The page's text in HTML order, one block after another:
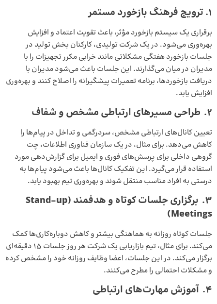
1. ترویج فرهنگ بازخورد مستمر
برقراری یک سیستم بازخورد مؤثر، باعث تقویت اعتماد و افزایش
بهره‌وری می‌شود. در یک شرکت تولیدی، کارکنان بخش تولید در
جلسات بازخورد هفتگی مشکلاتی مانند خرابی مکرر تجهیزات را با
مدیران در میان می‌گذارند. این جلسات باعث می‌شود مدیران با
دریافت بازخوردها، برنامه تعمیرات پیشگیرانه را اصلاح کنند و بهره‌وری
افزایش یابد.
2. طراحی مسیرهای ارتباطی مشخص و شفاف
تعیین کانال‌های ارتباطی مشخص، سردرگمی و تداخل در پیام‌ها را
کاهش می‌دهد. برای مثال، در یک سازمان فناوری اطلاعات، چت
گروهی داخلی برای پرسش‌های فوری و ایمیل برای گزارش‌دهی مورد
استفاده قرار می‌گیرد. این تفکیک کانال‌ها باعث می‌شود پیام‌ها به
درستی به افراد مناسب منتقل شوند و بهره‌وری تیم بهبود یابد.
3. برگزاری جلسات کوتاه و هدفمند (Stand-up
Meetings)
جلسات کوتاه روزانه به هماهنگی بیشتر و کاهش دوباره‌کاری‌ها کمک
می‌کند. برای مثال، تیم بازاریابی یک شرکت هر روز جلسات 15 دقیقه‌ای
برگزار می‌کند. در این جلسات، اعضا وظایف روزانه خود را مشخص کرده
و مشکلات احتمالی را مطرح می‌کنند.
4. آموزش مهارت‌های ارتباطی